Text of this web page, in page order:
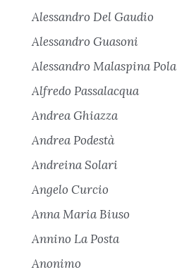
Alessandro Del Gaudio
Alessandro Guasoni
Alessandro Malaspina Pola
Alfredo Passalacqua
Andrea Ghiazza
Andrea Podestà
Andreina Solari
Angelo Curcio
Anna Maria Biuso
Annino La Posta
Anonimo